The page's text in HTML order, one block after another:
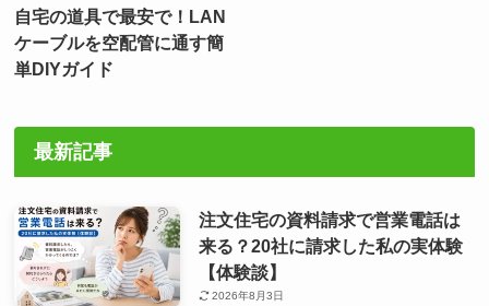
自宅の道具で最安で！LAN
ケーブルを空配管に通す簡
単DIYガイド
最新記事
注文住宅の資料請求で営業電話は
来る？20社に請求した私の実体験
【体験談】
2026年8月3日